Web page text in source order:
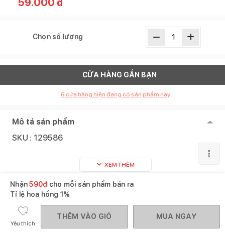
59.000 đ
Chọn số lượng
CỬA HÀNG GẦN BẠN
6 cửa hàng hiện đang có sản phẩm này
Mô tả sản phẩm
SKU : 129586
XEM THÊM
Sản phẩm tương tự
Nhận590đ cho mỗi sản phẩm bán ra
Tỉ lệ hoa hồng 1%
Yêu thích
THÊM VÀO GIỎ MUA NGAY